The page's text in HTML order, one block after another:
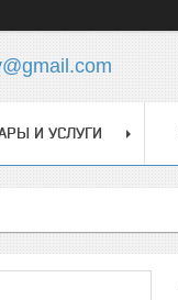
И УСЛУГИ